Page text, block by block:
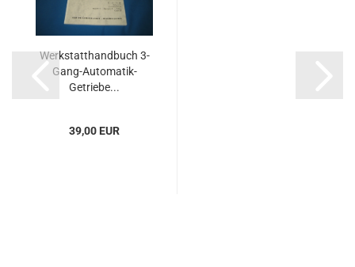
Werkstatthandbuch 3-
Gang-Automatik-
Getriebe...
39,00 EUR